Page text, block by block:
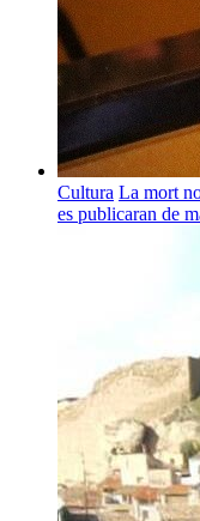
Cultura La mort
es publicaran de